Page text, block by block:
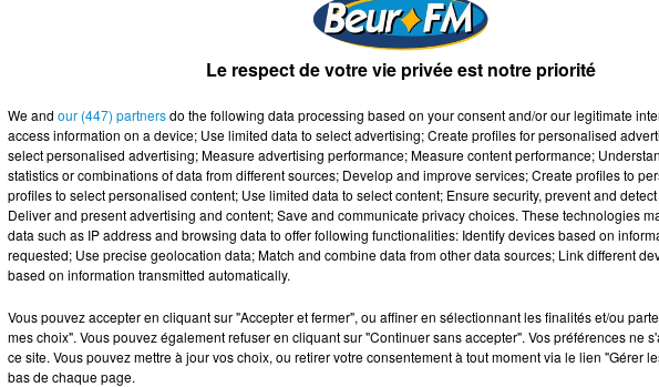
Le respect de votre vie privée est notre priorité
We and our (447) partnersdo the following data processing based on your consent and/or our legitimate
access information on a device; Use limited data to select advertising; Create profiles for personalised
select personalised advertising; Measure advertising performance; Measure content performance;
statistics or combinations of data from different sources; Develop and improve services; Create profiles to
profiles to select personalised content; Use limited data to select content; Ensure security, prevent and
Deliver and present advertising and content; Save and communicate privacy choices. These technologies
data such as IP address and browsing data to offer following functionalities: Identify devices based on
requested; Use precise geolocation data; Match and combine data from other data sources; Link different
based on information transmitted automatically.
Vous pouvez accepter en cliquant sur "Accepter et fermer", ou affiner en sélectionnant les finalités et/ou
mes choix". Vous pouvez également refuser en cliquant sur "Continuer sans accepter". Vos préférences ne
ce site. Vous pouvez mettre à jour vos choix, ou retirer votre consentement à tout moment via le lien "Gérer
bas de chaque page.